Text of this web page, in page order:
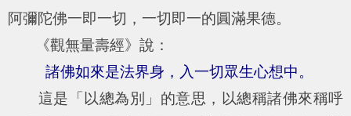
阿彌陀佛一即一切，一切即一的圓滿果德。
《觀無量壽經》說：
諸佛如來是法界身，入一切眾生心想中。
這是「以總為別」的意思，以總稱諸佛來稱呼